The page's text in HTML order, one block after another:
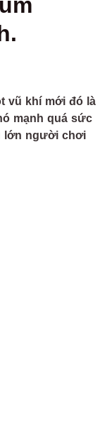
vũ khí mới đó là
mạnh quá sức
lớn người chơi